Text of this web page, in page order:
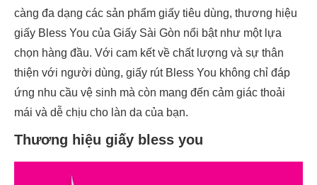
càng đa dạng các sản phẩm giấy tiêu dùng, thương hiệu
giấy Bless You của Giấy Sài Gòn nổi bật như một lựa
chọn hàng đầu. Với cam kết về chất lượng và sự thân
thiện với người dùng, giấy rút Bless You không chỉ đáp
ứng nhu cầu vệ sinh mà còn mang đến cảm giác thoải
mái và dễ chịu cho làn da của bạn.
Thương hiệu giấy bless you